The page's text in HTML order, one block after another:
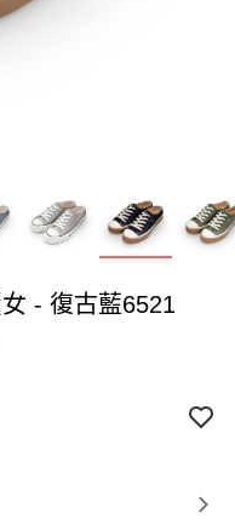
- 復古藍6521